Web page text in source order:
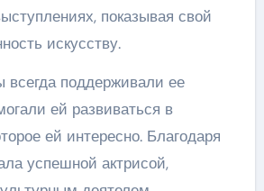
показывая свой
искусству.
всегда поддерживали ее
ей развиваться в
ей интересно. Благодаря
успешной актрисой,